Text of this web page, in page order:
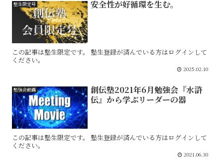
塾生限定号 安全性が好循環を生む。
この記事は塾生限定です。 塾生登録が済んでいる方はログインして
ください。
2025.02.10
勉強会動画
創伝塾2021年6月勉強会『水滸
伝』から学ぶリーダーの器
この記事は塾生限定です。 塾生登録が済んでいる方はログインして
ください。
2021.06.30